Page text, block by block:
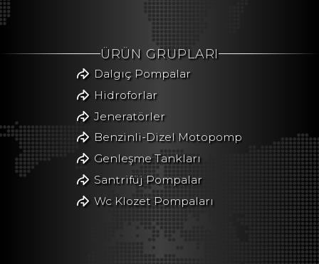
ÜRÜN GRUPLARI
Dalgıç Pompalar
Hidroforlar
Jeneratörler
Benzinli-Dizel Motopomp
Genleşme Tankları
Santrifüj Pompalar
Wc Klozet Pompaları